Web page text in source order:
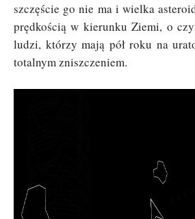
szczęście go nie ma i wielka
prędkością w kierunku Ziemi, o
ludzi, którzy mają pół roku na
totalnym zniszczeniem.